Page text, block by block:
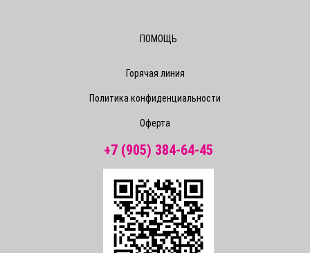
ПОМОЩЬ
Горячая линия
Политика конфиденциальности
Оферта
+7 (905) 384-64-45